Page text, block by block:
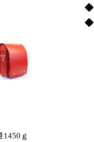
◆
◆
ｇ